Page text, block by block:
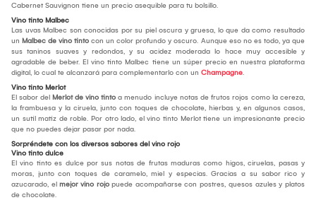
Cabernet Sauvignon tiene un precio asequible para tu bolsillo.
Vino tinto Malbec
Las uvas Malbec son conocidas por su piel oscura y gruesa, lo que da como resultado
un Malbec de vino tinto con un color profundo y oscuro. Aunque eso no es todo, ya que
sus taninos suaves y redondos, y su acidez moderada lo hace muy accesible y
agradable de beber. El vino tinto Malbec tiene un súper precio en nuestra plataforma
digital, lo cual te alcanzará para complementarlo con un Champagne.
Vino tinto Merlot
El sabor del Merlot de vino tinto a menudo incluye notas de frutos rojos como la cereza,
la frambuesa y la ciruela, junto con toques de chocolate, hierbas y, en algunos casos,
un sutil matiz de roble. Por otro lado, el vino tinto Merlot tiene un impresionante precio
que no puedes dejar pasar por nada.
Sorpréndete con los diversos sabores del vino rojo
Vino tinto dulce
El vino tinto es dulce por sus notas de frutas maduras como higos, ciruelas, pasas y
moras, junto con toques de caramelo, miel y especias. Gracias a su sabor rico y
azucarado, el mejor vino rojo puede acompañarse con postres, quesos azules y platos
de chocolate.